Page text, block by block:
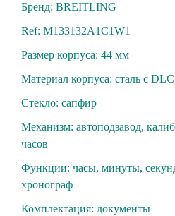
Бренд: BREITLING
Ref: M133132A1С1W1
Размер корпуса: 44 мм
Материал корпуса: cтaль c
Стекло: cапфиp
Механизм: автoпoдзaвод,
часов
Функции: часы, минуты,
хронограф
Комплектация: документы